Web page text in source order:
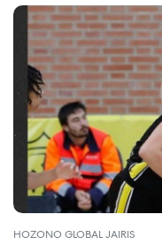
HOZONO GLOBAL JAIRIS